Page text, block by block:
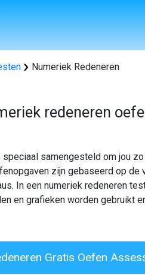
Numeriek Redeneren
redeneren
samengesteld om jou
zijn gebaseerd op
In een numeriek redeneren
en grafieken worden gebruikt
Gratis Oefen